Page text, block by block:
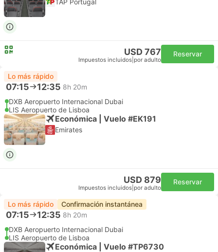
TAP Portugal
USD 767
Impuestos incluidos por adulto
Reservar
Lo más rápido
07:15 12:35 8h 20m
DXB Aeropuerto Internacional Dubai
LIS Aeropuerto de Lisboa
Económica | Vuelo #EK191
Emirates
USD 879
Impuestos incluidos por adulto
Reservar
Lo más rápido Confirmación instantánea
07:15 12:35 8h 20m
DXB Aeropuerto Internacional Dubai
LIS Aeropuerto de Lisboa
Económica | Vuelo #TP6730